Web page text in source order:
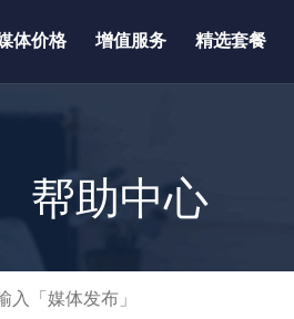
体价格 增值服务 精选套餐
帮助中心